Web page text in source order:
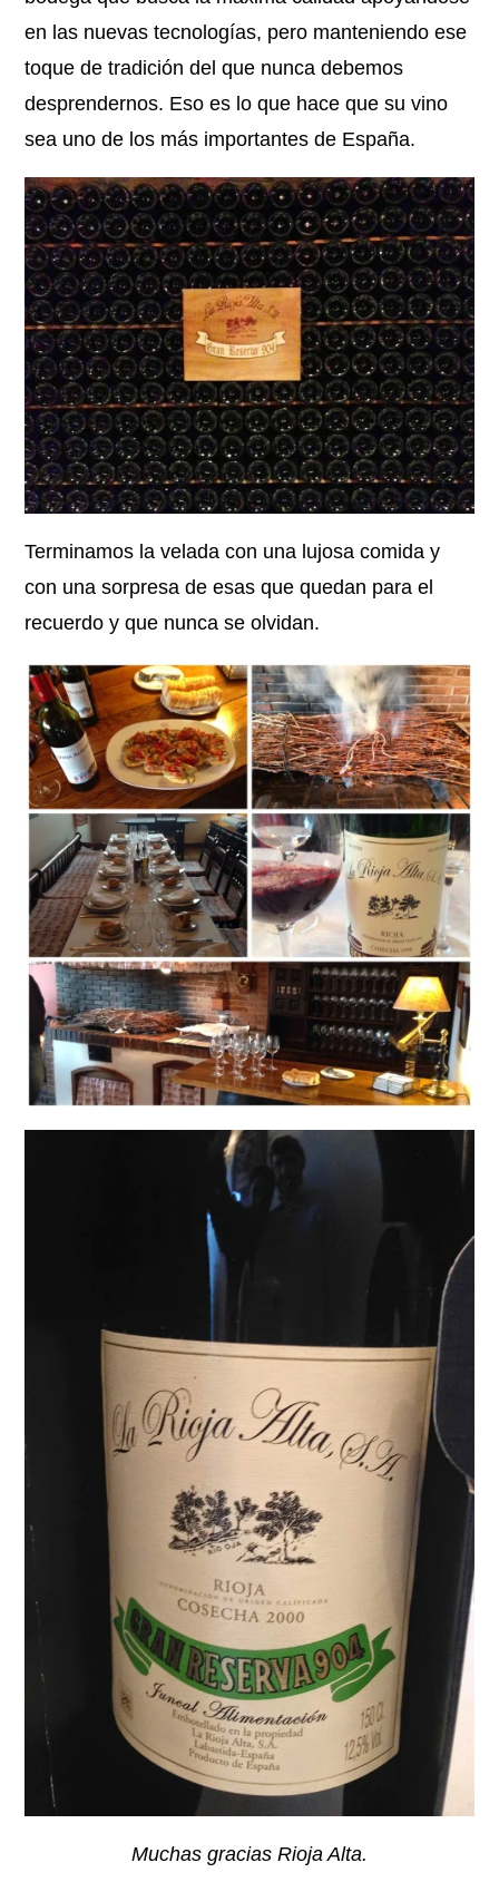
en las nuevas tecnologías, pero manteniendo ese
toque de tradición del que nunca debemos
desprendernos. Eso es lo que hace que su vino
sea uno de los más importantes de España.
Terminamos la velada con una lujosa comida y
con una sorpresa de esas que quedan para el
recuerdo y que nunca se olvidan.
Muchas gracias Rioja Alta.